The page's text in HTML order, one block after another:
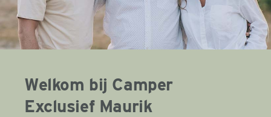
Welkom bij Camper
Exclusief Maurik